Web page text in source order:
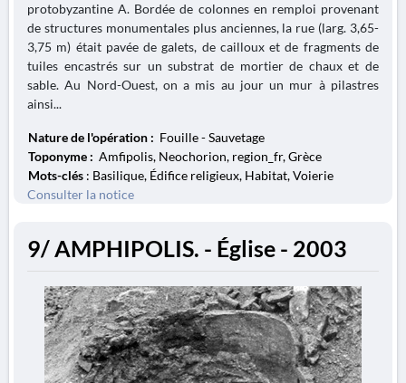
protobyzantine A. Bordée de colonnes en remploi provenant
de structures monumentales plus anciennes, la rue (larg. 3,65-
3,75 m) était pavée de galets, de cailloux et de fragments de
tuiles encastrés sur un substrat de mortier de chaux et de
sable. Au Nord-Ouest, on a mis au jour un mur à pilastres
ainsi...
Nature de l'opération : Fouille - Sauvetage
Toponyme : Amfipolis, Neochorion, region_fr, Grèce
Mots-clés : Basilique, Édifice religieux, Habitat, Voierie
Consulter la notice
9/ AMPHIPOLIS. - Église - 2003